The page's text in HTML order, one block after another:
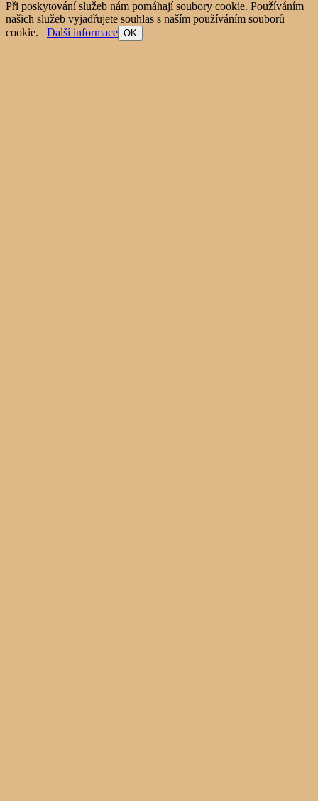
Při poskytování služeb nám pomáhají soubory cookie. Používáním
našich služeb vyjadřujete souhlas s naším používáním souborů
cookie. Další informace